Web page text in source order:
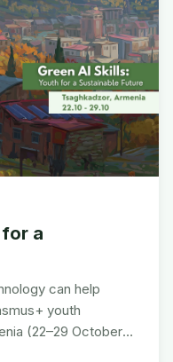
a
can help
youth
(22–29 October